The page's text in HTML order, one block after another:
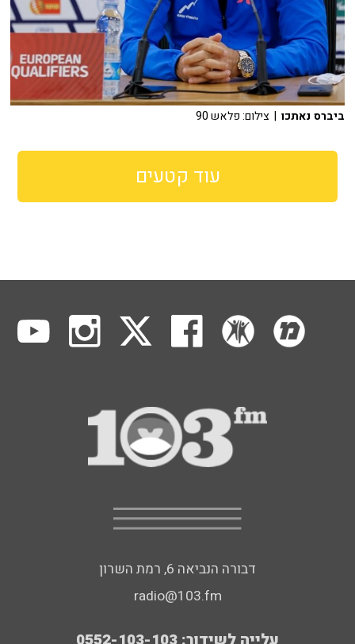
ביברס נאתכו | צילום: פלאש 90
עוד קטעים
דבורה הנביאה 6, רמת השרון
radio@103.fm